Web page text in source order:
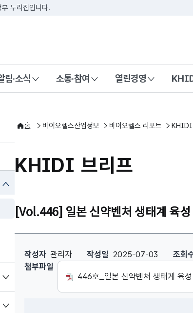
누리집입니다.
림·소식 소통·참여 열린경영
홈 바이오헬스산업정보 바이오헬스 리포트 KHIDI
KHIDI 브리프
[Vol.446] 일본 신약벤처 생태계 육
[Vol.446] 일본 신약벤처 생태계 육성 정책 동향 :
작성자 관리자 작성일 2025-07-03 조회
첨부파일
446호_일본 신약벤처 생태계 육